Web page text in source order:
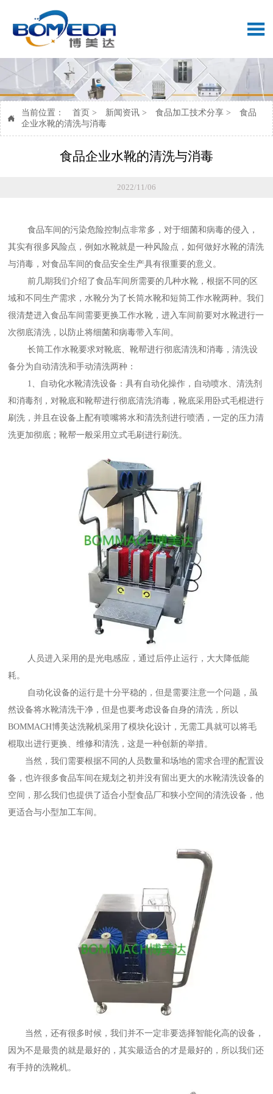


当前位置： 首页 > 新闻资讯 > 食品加工技术分享 >
食品
企业水靴的清洗与消毒
食品企业水靴的清洗与消毒
2022/11/06
食品车间的污染危险控制点非常多，对于细菌和病毒的侵入，
其实有很多风险点，例如水靴就是一种风险点，如何做好水靴的清洗
与消毒，对食品车间的食品安全生产具有很重要的意义。
前几期我们介绍了食品车间所需要的几种水靴，根据不同的区
域和不同生产需求，水靴分为了长筒水靴和短筒工作水靴两种。我们
很清楚进入食品车间需要更换工作水靴，进入车间前要对水靴进行一
次彻底清洗，以防止将细菌和病毒带入车间。
长筒工作水靴要求对靴底、靴帮进行彻底清洗和消毒，清洗设
备分为自动清洗和手动清洗两种：
1、自动化水靴清洗设备：具有自动化操作，自动喷水、清洗剂
和消毒剂，对靴底和靴帮进行彻底清洗消毒，靴底采用卧式毛棍进行
刷洗，并且在设备上配有喷嘴将水和清洗剂进行喷洒，一定的压力清
洗更加彻底；靴帮一般采用立式毛刷进行刷洗。
人员进入采用的是光电感应，通过后停止运行，大大降低能
耗。
自动化设备的运行是十分平稳的，但是需要注意一个问题，虽
然设备将水靴清洗干净，但是也要考虑设备自身的清洗，所以
BOMMACH博美达洗靴机采用了模块化设计，无需工具就可以将毛
棍取出进行更换、维修和清洗，这是一种创新的举措。
当然，我们需要根据不同的人员数量和场地的需求合理的配置设
备，也许很多食品车间在规划之初并没有留出更大的水靴清洗设备的
空间，那么我们也提供了适合小型食品厂和狭小空间的清洗设备，他
更适合与小型加工车间。
当然，还有很多时候，我们并不一定非要选择智能化高的设备，
因为不是最贵的就是最好的，其实最适合的才是最好的，所以我们还
有手持的洗靴机。